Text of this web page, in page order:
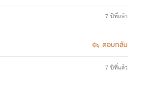
7 ปีที่แล้ว
ตอบกลับ
7 ปีที่แล้ว